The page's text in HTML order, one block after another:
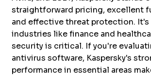
straightforward pricing, excellent
and effective threat protection.
industries like finance and
security is critical. If you're
antivirus software, Kaspersky's
performance in essential areas